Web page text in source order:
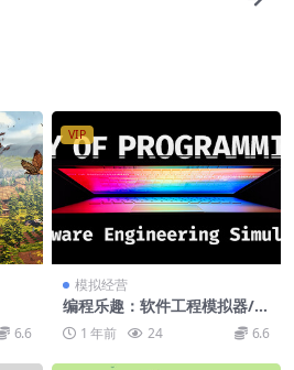
6.6
VIP
模拟经营
编程乐趣：软件工程模拟器/J
OY OF PROGRAMMING – S
oftware Engineering Simul
ator
1 年前 24 6.6